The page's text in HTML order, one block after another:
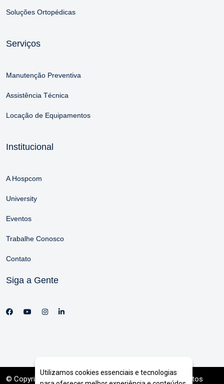
Soluções Ortopédicas
Serviços
Manutenção Preventiva
Assistência Técnica
Locação de Equipamentos
Institucional
A Hospcom
University
Eventos
Trabalhe Conosco
Contato
Siga a Gente
© Copyright 2026. DIVIA Marketing Digital . Todos os Direitos
Utilizamos cookies essenciais e tecnologias